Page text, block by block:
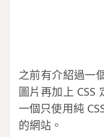
之前有介紹過一
圖片再加上 CSS
一個只使用純
的網站。